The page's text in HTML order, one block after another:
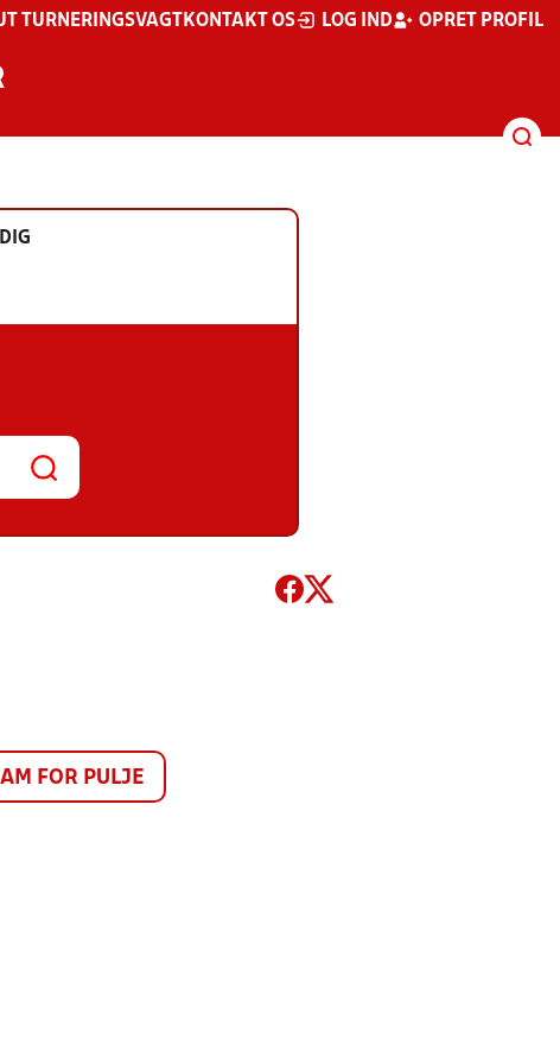
TURNERINGSVAGT KONTAKT OS LOG IND OPRET PROFIL
FOR PULJE